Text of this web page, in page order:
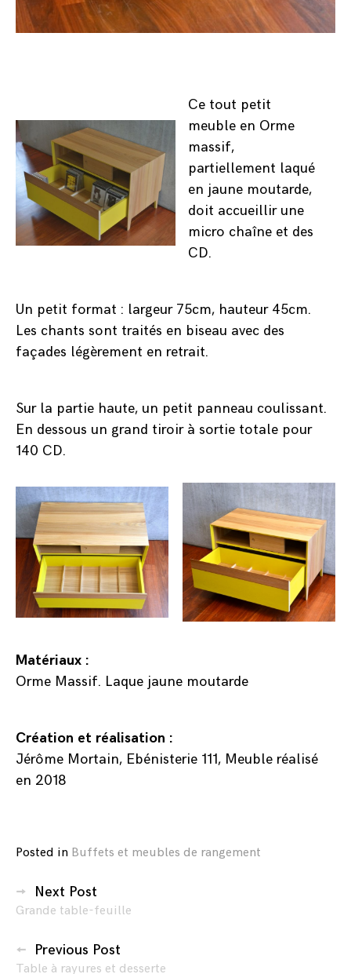
Ce tout petit
meuble en Orme
massif,
partiellement laqué
en jaune moutarde,
doit accueillir une
micro chaîne et des
CD.
Un petit format : largeur 75cm, hauteur 45cm.
Les chants sont traités en biseau avec des
façades légèrement en retrait.
Sur la partie haute, un petit panneau coulissant.
En dessous un grand tiroir à sortie totale pour
140 CD.
Matériaux :
Orme Massif. Laque jaune moutarde
Création et réalisation :
Jérôme Mortain, Ebénisterie 111, Meuble réalisé
en 2018
Posted in Buffets et meubles de rangement
Navigation
des
articles
Next Post
Grande table-feuille
Previous Post
Table à rayures et desserte